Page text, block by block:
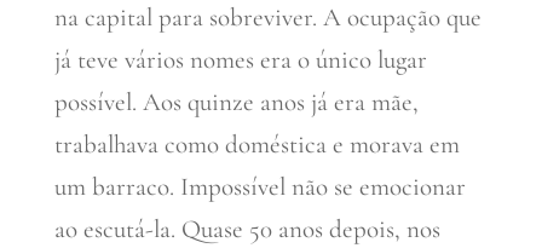
na capital para sobreviver. A ocupação que
já teve vários nomes era o único lugar
possível. Aos quinze anos já era mãe,
trabalhava como doméstica e morava em
um barraco. Impossível não se emocionar
ao escutá-la. Quase 50 anos depois, nos